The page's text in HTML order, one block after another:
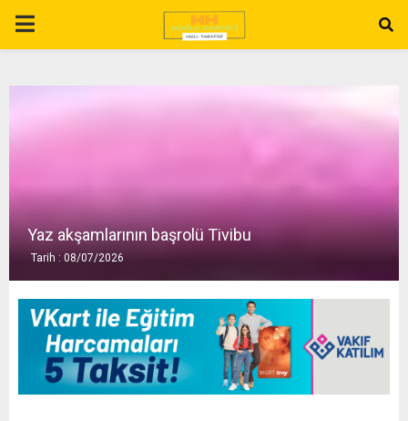
P
A
Yaz akşamlarının başrolü Tivibu
Tarih : 08/07/2026